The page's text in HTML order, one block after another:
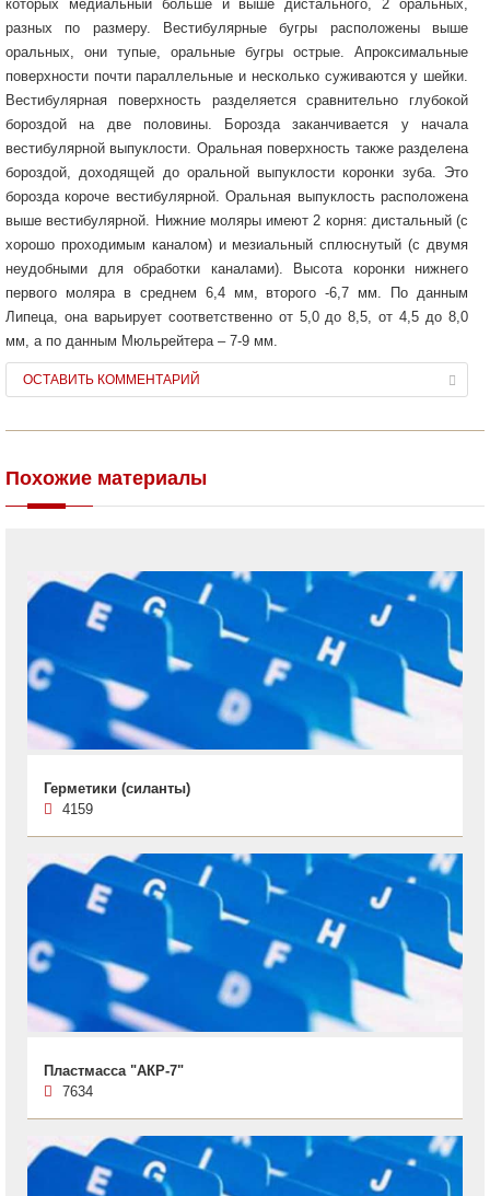
которых медиальный больше и выше дистального, 2 оральных,
разных по размеру. Вестибулярные бугры расположены выше
оральных, они тупые, оральные бугры острые. Апроксимальные
поверхности почти параллельные и несколько суживаются у шейки.
Вестибулярная поверхность разделяется сравнительно глубокой
бороздой на две половины. Борозда заканчивается у начала
вестибулярной выпуклости. Оральная поверхность также разделена
бороздой, доходящей до оральной выпуклости коронки зуба. Это
борозда короче вестибулярной. Оральная выпуклость расположена
выше вестибулярной. Нижние моляры имеют 2 корня: дистальный (с
хорошо проходимым каналом) и мезиальный сплюснутый (с двумя
неудобными для обработки каналами). Высота коронки нижнего
первого моляра в среднем 6,4 мм, второго -6,7 мм. По данным
Липеца, она варьирует соответственно от 5,0 до 8,5, от 4,5 до 8,0
мм, а по данным Мюльрейтера – 7-9 мм.
ОСТАВИТЬ КОММЕНТАРИЙ
Похожие материалы
Герметики (силанты)
4159
Пластмасса "АКР-7"
7634